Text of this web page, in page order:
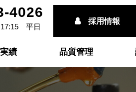
4026
平日
採用情報
績 品質管理